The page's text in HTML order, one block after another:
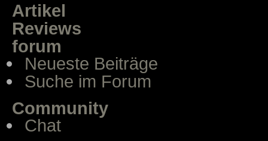
Artikel
Reviews
forum
Neueste Beiträge
Suche im Forum
Community
Chat